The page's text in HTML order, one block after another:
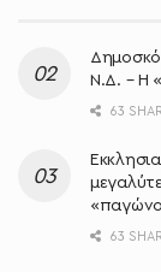
Ν.Δ. – Η
63
63